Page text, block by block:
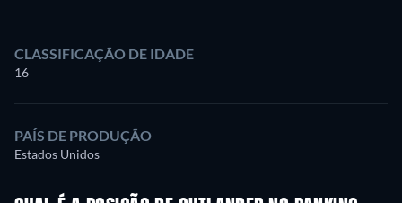
CLASSIFICAÇÃO DE IDADE
16
PAÍS DE PRODUÇÃO
Estados Unidos